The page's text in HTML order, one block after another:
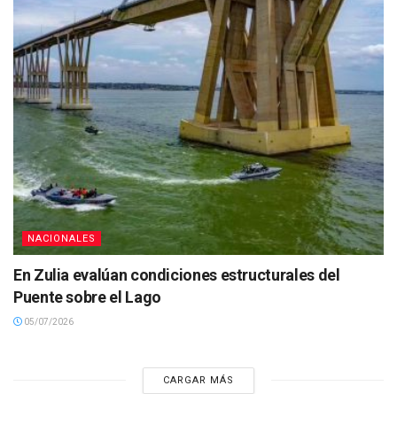
NACIONALES
En Zulia evalúan condiciones estructurales del
Puente sobre el Lago
05/07/2026
CARGAR MÁS